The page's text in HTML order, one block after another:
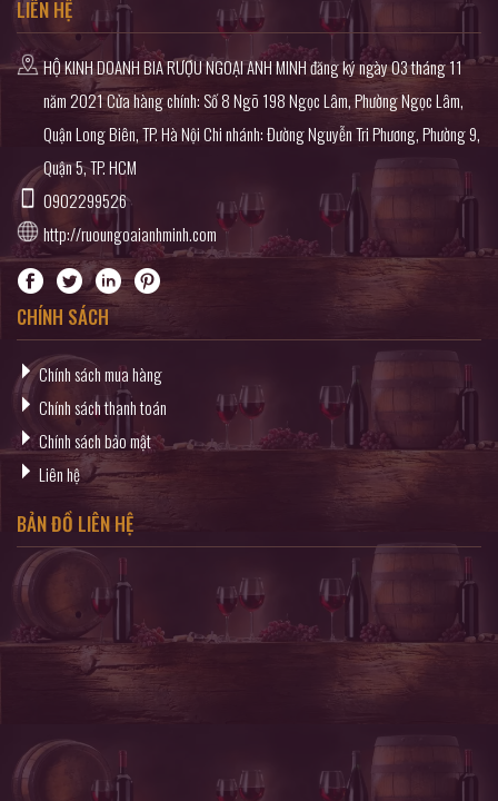
LIÊN HỆ
HỘ KINH DOANH BIA RƯỢU NGOẠI ANH MINH đăng ký ngày 03 tháng 11
năm 2021 Cửa hàng chính: Số 8 Ngõ 198 Ngọc Lâm, Phường Ngọc Lâm,
Quận Long Biên, TP. Hà Nội Chi nhánh: Đường Nguyễn Tri Phương, Phường 9,
Quận 5, TP. HCM
0902299526
http://ruoungoaianhminh.com
CHÍNH SÁCH
Chính sách mua hàng
Chính sách thanh toán
Chính sách bảo mật
Liên hệ
BẢN ĐỒ LIÊN HỆ